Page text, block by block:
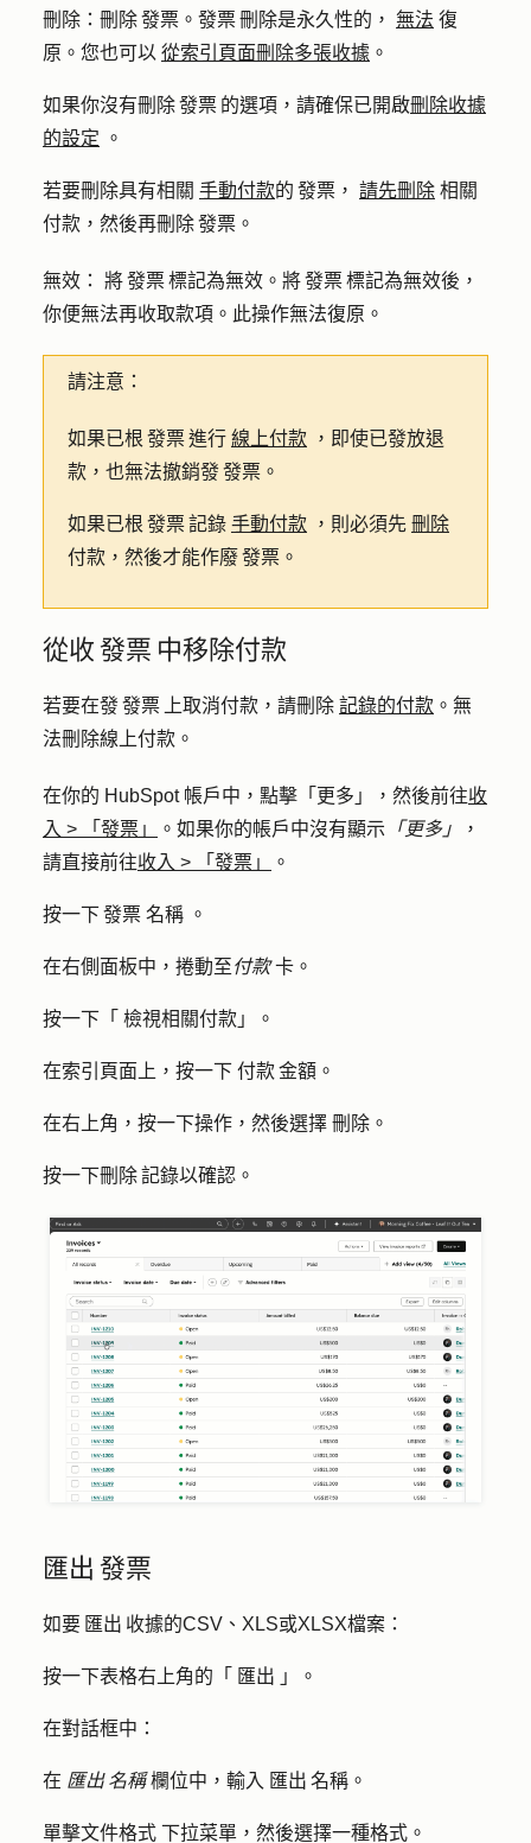
刪除： 刪除 發票。發票 刪除是永久性的， 無法 復
原。您也可以 從索引頁面刪除多張收據 。
如果你沒有刪除 發票 的選項，請確保已開啟刪除收據
的設定 。
若要刪除具有相關 手動付款的 發票， 請先刪除 相關
付款，然後再刪除 發票。
無效：
將 發票 標記為無效。將 發票 標記為無效後，
你便無法再收取款項。此操作無法復原。
請注意：
如果已根 發票 進行 線上付款 ，即使已發放退
款，也無法撤銷發 發票。
如果已根 發票 記錄 手動付款 ，則必須先 刪除
付款，然後才能作廢 發票。
從收 發票 中移除付款
若要在發 發票 上取消付款，請刪除 記錄的付款 。無
法刪除線上付款。
在你的 HubSpot 帳戶中，點擊 「更多」 ，然後前往收
入 > 「發票」 。如果你的帳戶中沒有顯示 「更多」
，
請直接前往收入 > 「發票」 。
按一下 發票 名稱 。
在右側面板中，捲動至付款卡。
按一下「 檢視相關付款」 。
在索引頁面上，按一下 付款 金額 。
在右上角，按一下操作 ，然後選擇 刪除 。
按一下刪除 記錄以確認。
匯出 發票
如要 匯出 收據的CSV、XLS或XLSX檔案：
按一下表格右上角的「 匯出 」。
在對話框中：
在 匯出 名稱欄位中，輸入 匯出 名稱 。
單擊文件格式 下拉菜單，然後選擇一種格式 。